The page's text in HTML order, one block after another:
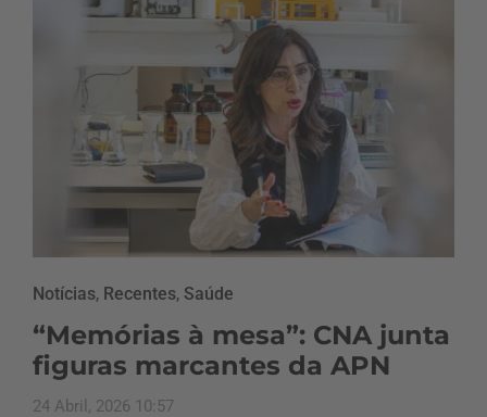
Notícias, Recentes, Saúde
“Memórias à mesa”: CNA junta
figuras marcantes da APN
24 Abril, 2026 10:57